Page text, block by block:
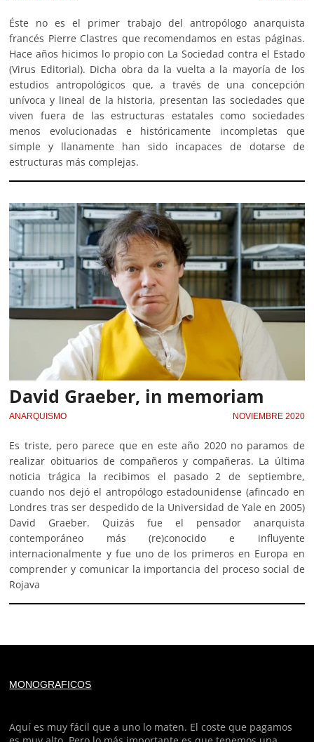
Éste no es el primer trabajo del antropólogo anarquista
francés Pierre Clastres que recomendamos en estas páginas.
Hace años hicimos lo propio con La Sociedad contra el Estado
(Virus Editorial). Dicha obra da la vuelta a la mayoría de los
estudios antropológicos que, a través de una concepción
unívoca y lineal de la historia, presentan las sociedades que
viven fuera de las estructuras estatales como sociedades
menos evolucionadas e históricamente incompletas que
simple y llanamente han sido incapaces de dotarse de
estructuras más complejas.
David Graeber, in memoriam
ANARQUISMO NOVIEMBRE 2020
Es triste, pero parece que en este año 2020 no paramos de
realizar obituarios de compañeros y compañeras. La última
noticia trágica la recibimos el pasado 2 de septiembre,
cuando nos dejó el antropólogo estadounidense (afincado en
Londres tras ser despedido de la Universidad de Yale en 2005)
David Graeber. Quizás fue el pensador anarquista
contemporáneo más (re)conocido e influyente
internacionalmente y fue uno de los primeros en Europa en
comprender y comunicar la importancia del proceso social de
Rojava
MONOGRAFICOS
Aquí es muy fácil que a uno lo maten. El coste que pagamos
of type string is deprecated in
rgpd/lib/vendor/Mustache/Tokenizer.phpon line110